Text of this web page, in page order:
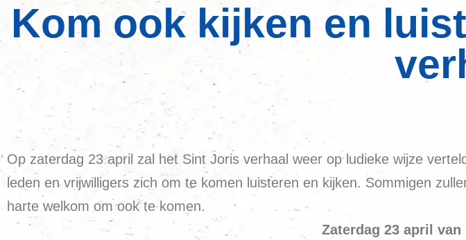
Kom ook kijken en
Op zaterdag 23 april zal het Sint Joris verhaal weer op ludieke wijze
leden en vrijwilligers zich om te komen luisteren en kijken. Sommigen
harte welkom om ook te komen.
Zaterdag 23 april van